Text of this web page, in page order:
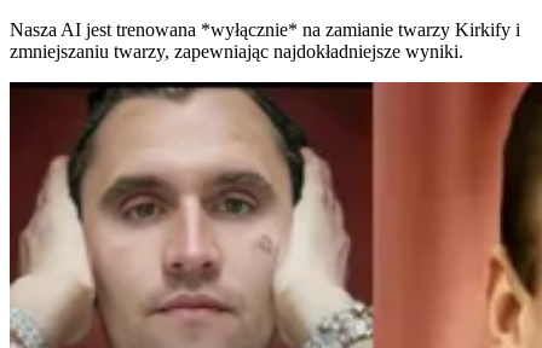
Nasza AI jest trenowana *wyłącznie* na zamianie twarzy Kirkify i
zmniejszaniu twarzy, zapewniając najdokładniejsze wyniki.